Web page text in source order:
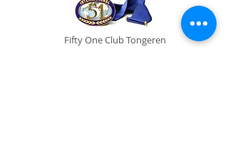
Fifty One Club Tongeren